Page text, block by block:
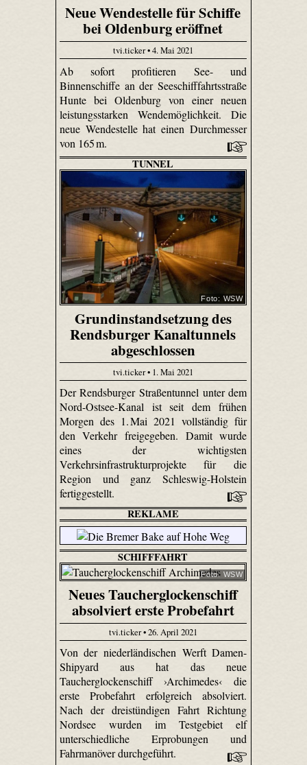
Neue Wendestelle für Schiffe
bei Oldenburg eröffnet
tvi.ticker • 4. Mai 2021
Ab sofort profitieren See- und
Binnenschiffe an der Seeschifffahrtsstraße
Hunte bei Oldenburg von einer neuen
leistungsstarken Wendemöglichkeit. Die
neue Wendestelle hat einen Durchmesser
von 165 m.
TUNNEL
Foto: WSW
Grundinstandsetzung des
Rendsburger Kanaltunnels
abgeschlossen
tvi.ticker • 1. Mai 2021
Der Rendsburger Straßentunnel unter dem
Nord-Ostsee-Kanal ist seit dem frühen
Morgen des 1. Mai 2021 vollständig für
den Verkehr freigegeben. Damit wurde
eines der wichtigsten
Verkehrsinfrastrukturprojekte für die
Region und ganz Schleswig-Holstein
fertiggestellt.
REKLAME
SCHIFFFAHRT
Foto: WSW
Neues Taucherglockenschiff
absolviert erste Probefahrt
tvi.ticker • 26. April 2021
Von der niederländischen Werft Damen-
Shipyard aus hat das neue
Taucherglockenschiff ›Archimedes‹ die
erste Probefahrt erfolgreich absolviert.
Nach der dreistündigen Fahrt Richtung
Nordsee wurden im Testgebiet elf
unterschiedliche Erprobungen und
Fahrmanöver durchgeführt.